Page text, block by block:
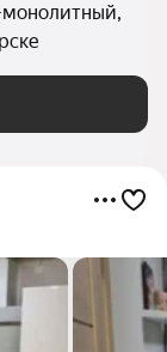
монолитный,